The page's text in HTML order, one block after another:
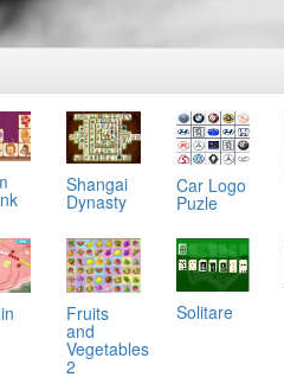
Shangai
Dynasty
Car Logo
Puzle
Fruits
and
Vegetables
2
Solitare